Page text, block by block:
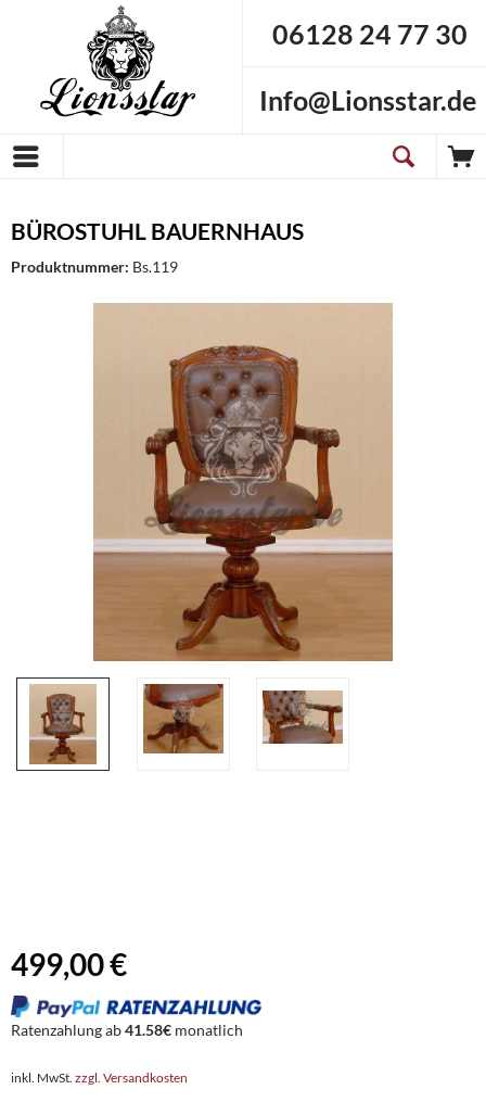
06128 24 77 30
Info@Lionsstar.de
BÜROSTUHL BAUERNHAUS
Produktnummer: Bs.119
499,00 €
Ratenzahlung ab41.58€ monatlich
inkl. MwSt. zzgl. Versandkosten